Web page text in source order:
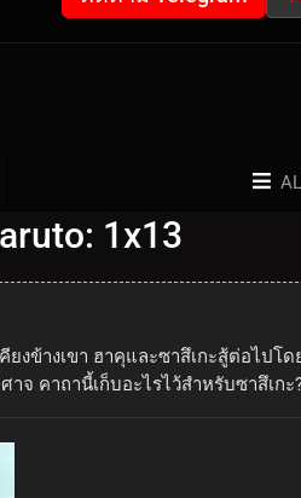
1x13
ข้างเขา ฮาคุและซาสึเกะสู้ต่อไป
คาถานี้เก็บอะไรไว้สำหรับซาสึเก